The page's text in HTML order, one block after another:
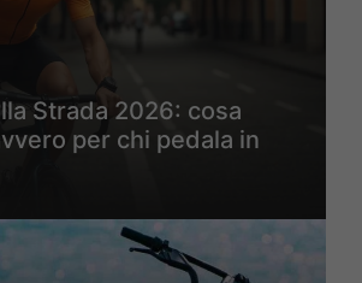
Strada 2026: cosa
per chi pedala in